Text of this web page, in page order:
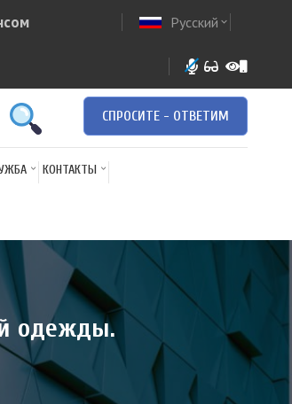
Русский expand_more
СПРОСИТЕ - ОТВЕТИМ
КОНТАКТЫ
одежды.